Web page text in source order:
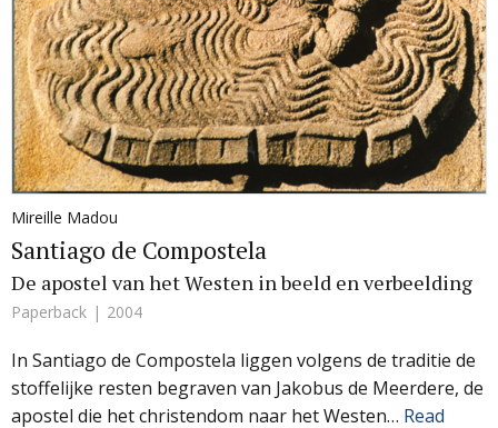
Mireille Madou
Santiago de Compostela
De apostel van het Westen in beeld en verbeelding
Paperback 2004
In Santiago de Compostela liggen volgens de traditie de
stoffelijke resten begraven van Jakobus de Meerdere, de
apostel die het christendom naar het Westen… Read